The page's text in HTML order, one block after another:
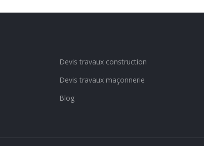
Devis travaux construction
Devis travaux maçonnerie
Blog